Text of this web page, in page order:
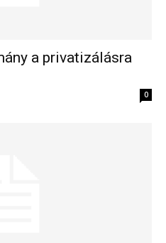
a privatizálásra
0